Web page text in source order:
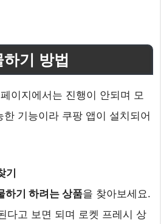
기 방법
이지에서는 진행이 안되며 모
기능이라 쿠팡 앱이 설치되어
기
하기 하려는 상품을 찾아보세요.
다고 보면 되며 로켓 프레시 상